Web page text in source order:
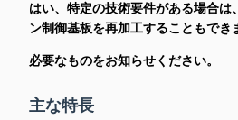
はい、特定の技術要件がある場合は
ン制御基板を再加工することもでき
必要なものをお知らせください。
主な特長